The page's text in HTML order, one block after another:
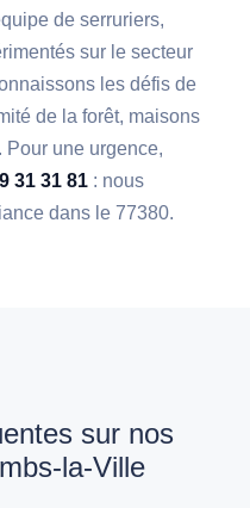
de serruriers,
sur le secteur
les défis de
de la forêt, maisons
Pour une urgence,
31 31 81 : nous
dans le 77380.
sur nos
la-Ville